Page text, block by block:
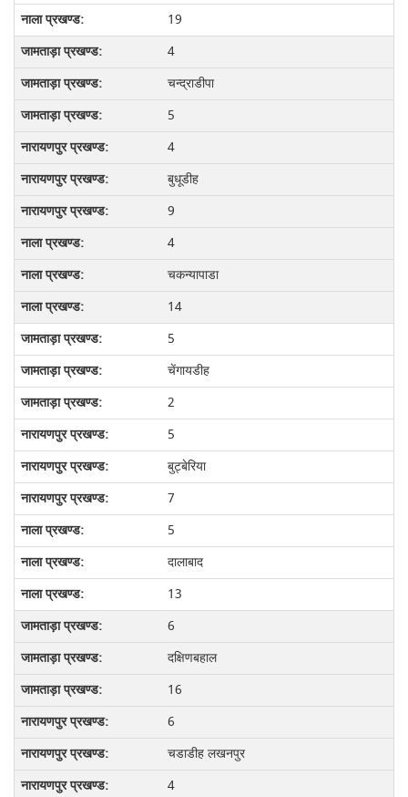
19
4
चन्द्राडीपा
5
4
बुधूडीह
9
4
चकन्यापाडा
14
5
चेंगायडीह
2
5
बुट्बेरिया
7
5
दालाबाद
13
6
दक्षिणबहाल
16
6
चडाडीह लखनपुर
4